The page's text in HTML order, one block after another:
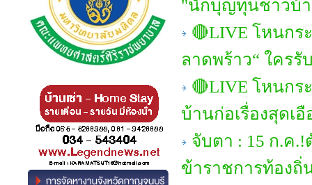
"นักบุญทุนชาวบ้า
🔴LIVE โหนกร
ลาดพร้าว“ ใครรั
🔴LIVE โหนกร
บ้านก่อเรื่องสุดเ
จับตา : 15 ก.ค
ข้าราชการท้องถิ่